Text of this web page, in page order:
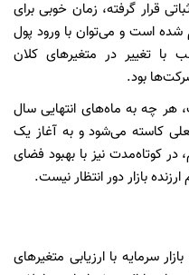
قرار گرفته، زمان خوبی برای
شده است و می‌توان با ورود پول
با تغییر در متغیرهای کلان
بود.
هر چه به ماه‌های انتهایی سال
کاسته می‌شود و به آغاز یک
کوتاه‌مدت نیز با بهبود فضای
بازار دور انتظار نیست.
سرمایه با ارزیابی متغیرهای